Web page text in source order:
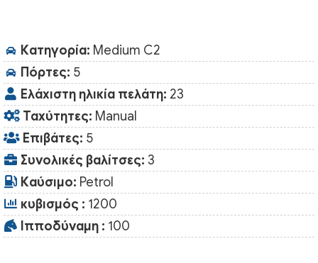
Κατηγορία: Medium C2
Πόρτες: 5
Ελάχιστη ηλικία πελάτη: 23
Ταχύτητες: Manual
Επιβάτες: 5
Συνολικές βαλίτσες: 3
Καύσιμο: Petrol
κυβισμός : 1200
Ιπποδύναμη : 100